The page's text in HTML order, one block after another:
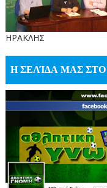
ΗΡΑΚΛΗΣ
Η ΣΕΛΊΔΑ ΜΑΣ ΣΤΟ